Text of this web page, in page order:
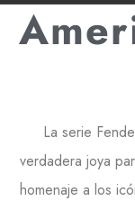
La serie
verdadera joya
homenaje a los